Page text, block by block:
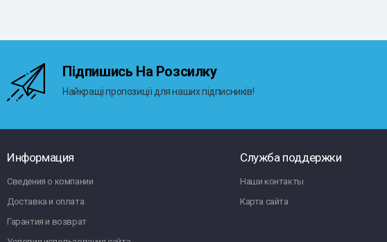
Підпишись На Розсилку
Найкращі пропозиції для наших підписників!
Информация
Сведения о компании
Доставка и оплата
Гарантия и возврат
Служба поддержки
Наши контакты
Карта сайта